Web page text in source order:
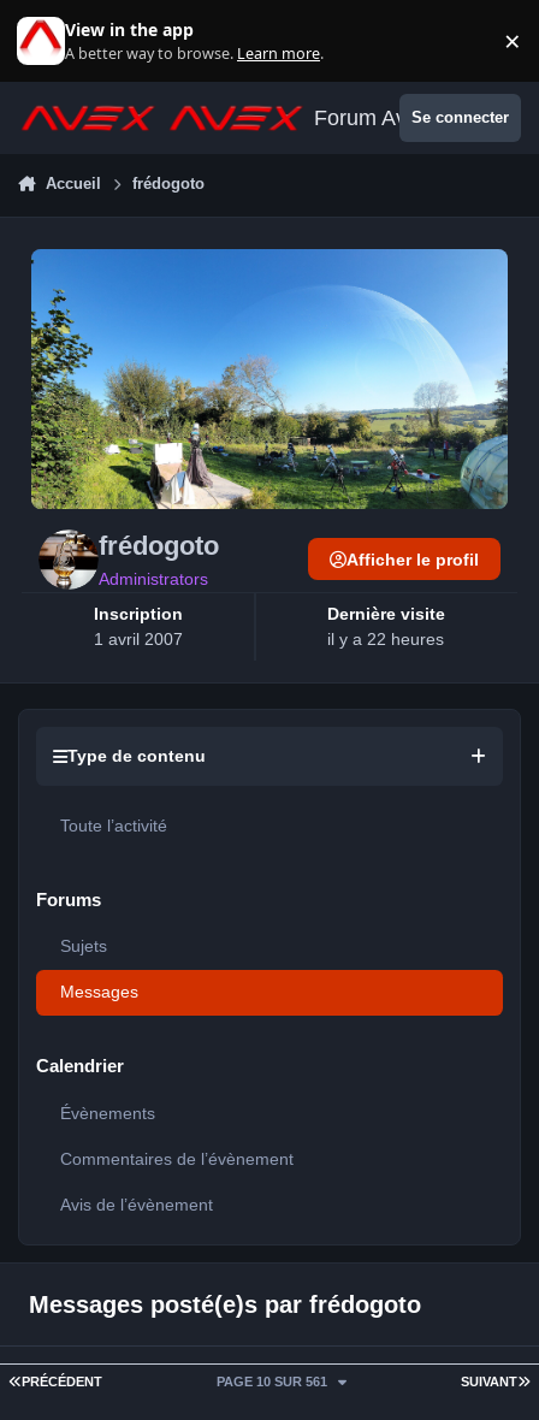
View in the app
A better way to browse. Learn more. ×
Forum AvexSe connecter
Accueil frédogoto
frédogoto
Administrators
Inscription
1 avril 2007
Dernière visite
il y a 22 heures
Afficher le profil
Type de contenu
Toute l’activité
Forums
Sujets
Messages
Calendrier
Évènements
Commentaires de l’évènement
Avis de l’évènement
Messages posté(e)s par frédogoto
PREMIÈRE PAGE
PRÉCÉDENT SUIVANT
PAGE 10 SUR 561